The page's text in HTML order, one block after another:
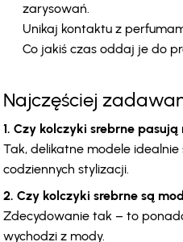
zarysowań.
Unikaj kontaktu z
Co jakiś czas oddaj je do
Najczęściej
1. Czy kolczyki srebrne pasują
Tak, delikatne modele
codziennych stylizacji.
2. Czy kolczyki srebrne są
Zdecydowanie tak – to
wychodzi z mody.